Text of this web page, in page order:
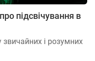
підсвічування в
звичайних і розумних